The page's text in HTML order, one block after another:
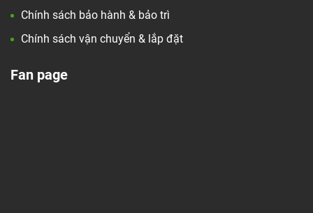
Chính sách bảo hành & bảo trì
Chính sách vận chuyển & lắp đặt
Fan page